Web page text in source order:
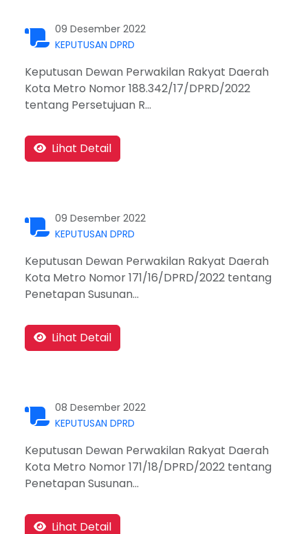
09 Desember 2022
KEPUTUSAN DPRD
Keputusan Dewan Perwakilan Rakyat Daerah
Kota Metro Nomor 188.342/17/DPRD/2022
tentang Persetujuan R...
Lihat Detail
09 Desember 2022
KEPUTUSAN DPRD
Keputusan Dewan Perwakilan Rakyat Daerah
Kota Metro Nomor 171/16/DPRD/2022 tentang
Penetapan Susunan...
Lihat Detail
08 Desember 2022
KEPUTUSAN DPRD
Keputusan Dewan Perwakilan Rakyat Daerah
Kota Metro Nomor 171/18/DPRD/2022 tentang
Penetapan Susunan...
Lihat Detail